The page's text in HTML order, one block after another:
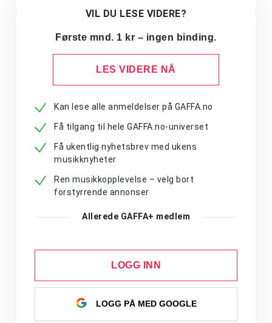
VIL DU LESE VIDERE?
Første mnd. 1 kr – ingen binding.
LES VIDERE NÅ
Kan lese alle anmeldelser på GAFFA.no
Få tilgang til hele GAFFA.no-universet
Få ukentlig nyhetsbrev med ukens
musikknyheter
Ren musikkopplevelse – velg bort
forstyrrende annonser
Allerede GAFFA+ medlem
LOGG INN
LOGG PÅ MED GOOGLE